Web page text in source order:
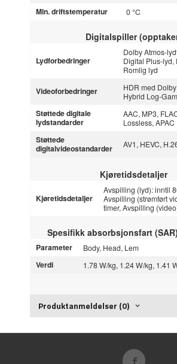
Min. driftstemperatur 0 °C
Digitalspiller
Lydforbedringer
Dolby Atmos-
Digital Plus-
Romlig lyd
Videoforbedringer
HDR med
Hybrid Log-
Støttede digitale
lydstandarder
AAC, MP3,
Lossless, APAC
Støttede
digitalvideostandarder
AV1, HEVC,
Kjøretidsdetaljer
Kjøretidsdetaljer
Avspilling (lyd): inntil
Avspilling (strømført
timer, Avspilling
Spesifikk absorbsjonsfart (SAR)
Parameter Body, Head, Lem
Verdi 1.78 W/kg, 1.24 W/kg, 1.41
Produktanmeldelser (0)